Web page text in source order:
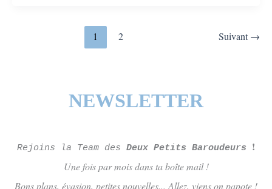
soeur
1 2 Suivant→
NEWSLETTER
Rejoins la Team des Deux Petits Baroudeurs !
Une fois par mois dans ta boîte mail !
Bons plans, évasion, petites nouvelles... Allez, viens on papote !